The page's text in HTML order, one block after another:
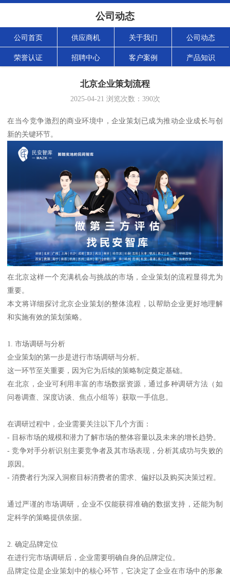
公司动态
公司首页 供应商机 关于我们 公司动态
荣誉认证 招聘中心 客户案例 产品知识
北京企业策划流程
2025-04-21 浏览次数： 390次
在当今竞争激烈的商业环境中，企业策划已成为推动企业成长与创
新的关键环节。
在北京这样一个充满机会与挑战的市场，企业策划的流程显得尤为
重要。
本文将详细探讨北京企业策划的整体流程，以帮助企业更好地理解
和实施有效的策划策略。
1. 市场调研与分析
企业策划的第一步是进行市场调研与分析。
这一环节至关重要，因为它为后续的策略制定奠定基础。
在北京，企业可利用丰富的市场数据资源，通过多种调研方法（如
问卷调查、深度访谈、焦点小组等）获取一手信息。
在调研过程中，企业需要关注以下几个方面：
- 目标市场的规模和潜力了解市场的整体容量以及未来的增长趋势。
- 竞争对手分析识别主要竞争者及其市场表现，分析其成功与失败的
原因。
- 消费者行为深入洞察目标消费者的需求、偏好以及购买决策过程。
通过严谨的市场调研，企业不仅能获得准确的数据支持，还能为制
定科学的策略提供依据。
2. 确定品牌定位
在进行完市场调研后，企业需要明确自身的品牌定位。
品牌定位是企业策划中的核心环节，它决定了企业在市场中的形象